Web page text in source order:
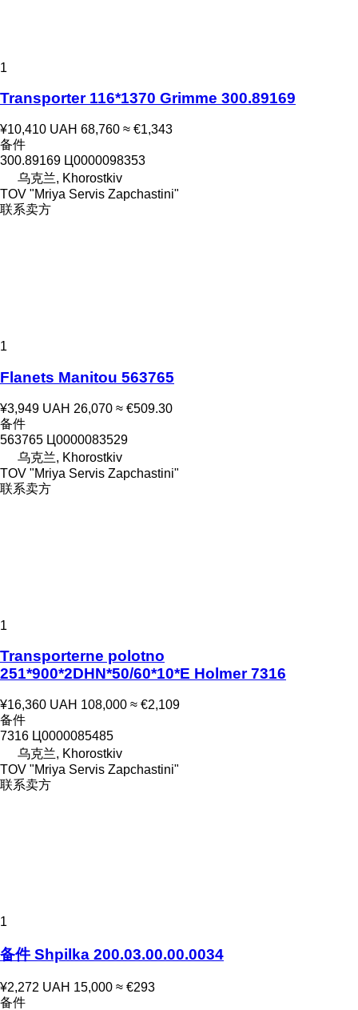
1
Transporter 116*1370 Grimme 300.89169
¥10,410 UAH 68,760 ≈ €1,343
备件
300.89169 Ц0000098353
乌克兰, Khorostkiv
TOV "Mriya Servis Zapchastini"
联系卖方
1
Flanets Manitou 563765
¥3,949 UAH 26,070 ≈ €509.30
备件
563765 Ц0000083529
乌克兰, Khorostkiv
TOV "Mriya Servis Zapchastini"
联系卖方
1
Transporterne polotno
251*900*2DHN*50/60*10*E Holmer 7316
¥16,360 UAH 108,000 ≈ €2,109
备件
7316 Ц0000085485
乌克兰, Khorostkiv
TOV "Mriya Servis Zapchastini"
联系卖方
1
备件 Shpilka 200.03.00.00.0034
¥2,272 UAH 15,000 ≈ €293
备件